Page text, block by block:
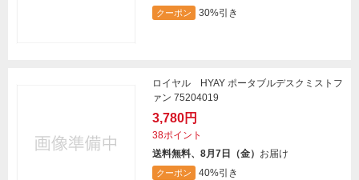
クーポン 30%引き
ロイヤル HYAY ポータブルデスクミストフ
ァン 75204019
3,780円
38ポイント
送料無料、8月7日（金） お届け
クーポン 40%引き